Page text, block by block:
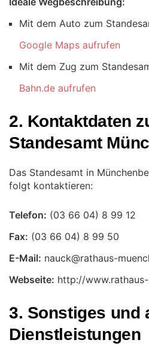
Mit dem Auto zum
Google Maps aufrufen
Mit dem Zug zum
Bahn.de aufrufen
2. Kontaktdaten
Standesamt
Das Standesamt in
folgt kontaktieren:
Telefon:
Fax:
E-Mail:
Webseite: http://
3. Sonstiges und
Dienstleistungen